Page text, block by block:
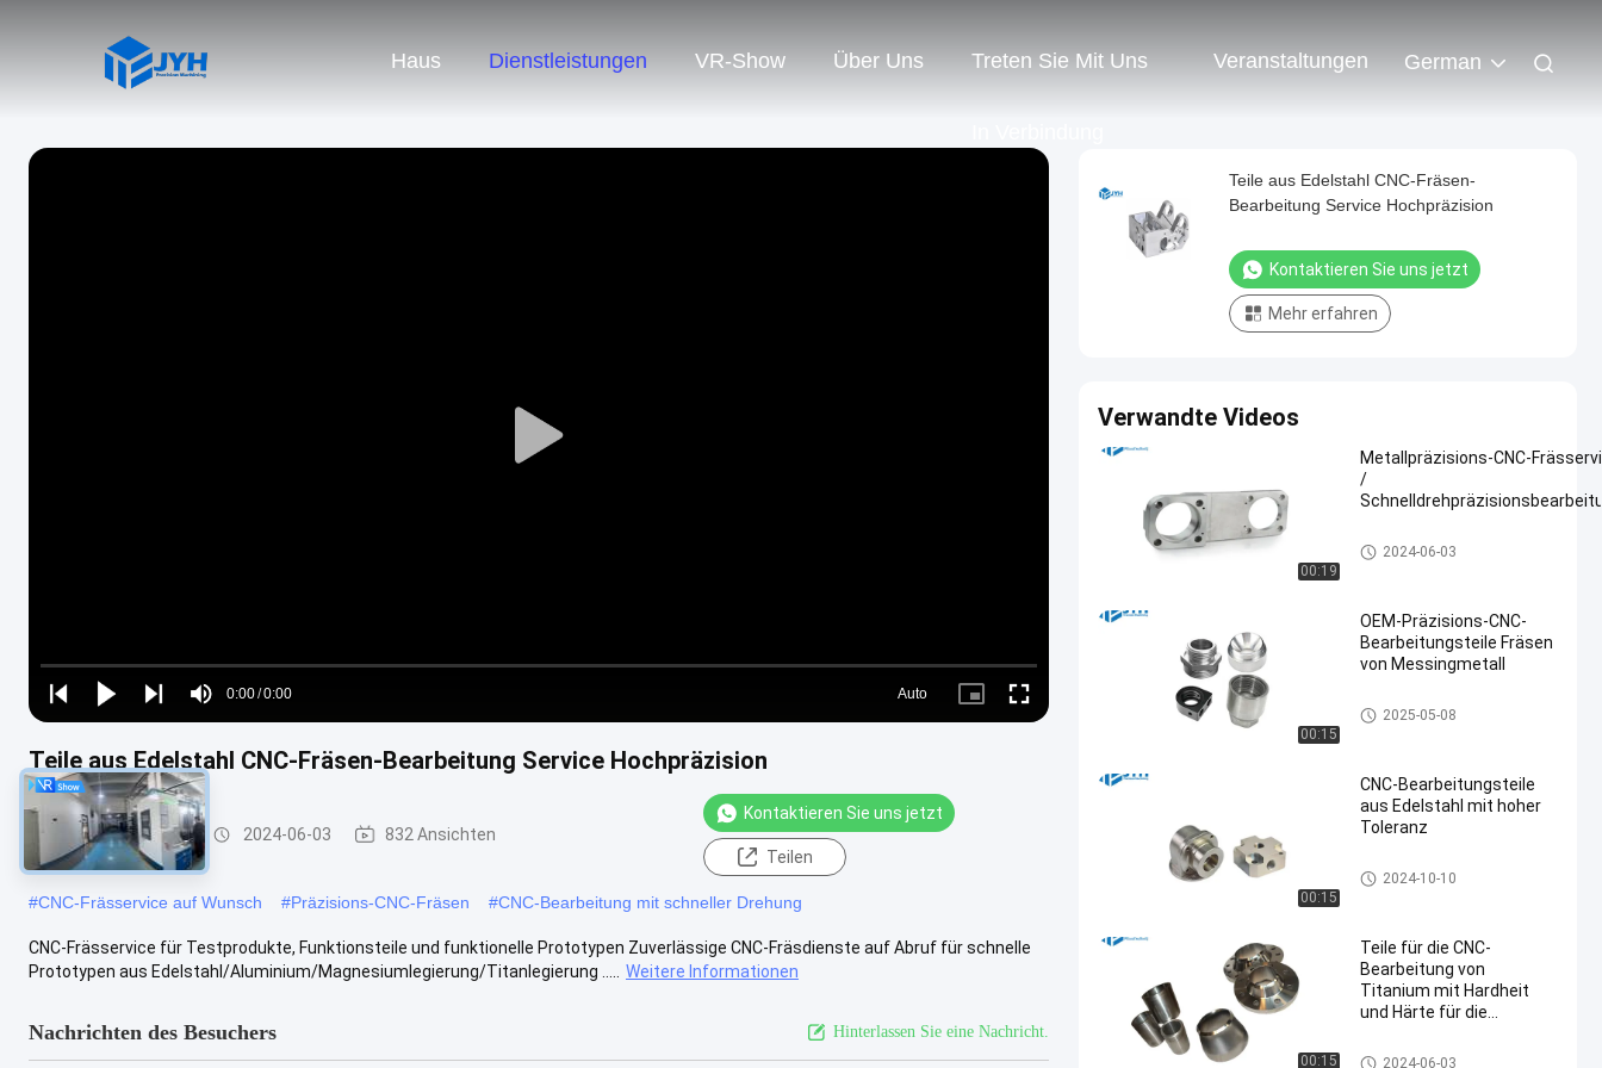
Haus Dienstleistungen VR-Show Über Uns Treten Sie Mit Uns Veranstaltungen German
Play
Play
Play
Play
Mute
Time
0:00/0:00
Loaded:
0%
Auto
Picture- Fullscreen
Teile aus Edelstahl CNC-Fräsen-Bearbeitung Service Hochpräzision
Cnc-Prägeservice 2024-06-03 832 Ansichten
Kontaktieren Sie uns jetzt
Teilen
#CNC-Frässervice auf Wunsch #Präzisions-CNC-Fräsen #CNC-Bearbeitung mit schneller Drehung
CNC-Frässervice für Testprodukte, Funktionsteile und funktionelle Prototypen Zuverlässige CNC-Fräsdienste auf Abruf für schnelle
Prototypen aus Edelstahl/Aluminium/Magnesiumlegierung/Titanlegierung .....
Weitere Informationen
Nachrichten des Besuchers Hinterlassen Sie eine Nachricht.
Teile aus Edelstahl CNC-Fräsen-
Bearbeitung Service Hochpräzision
Kontaktieren Sie uns jetzt
Mehr erfahren
Verwandte Videos
00:19
Metallpräzisions-CNC-
/
Cnc-Prägeservice
2024-06-03
00:15
OEM-Präzisions-CNC-
Bearbeitungsteile Fräsen
von Messingmetall
Cnc-Prägeservice
2025-05-08
00:15
CNC-Bearbeitungsteile
aus Edelstahl mit hoher
Toleranz
Bearbeitungsdienstleistungen
Edelstahl CNC
2024-10-10
00:15
Teile für die CNC-
Bearbeitung von
Titanium mit Hardheit
und Härte für die
Titancnc-maschinelle Bearbeit
2024-06-03